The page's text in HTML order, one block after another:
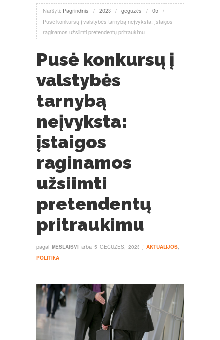
Naršyti: Pagrindinis / 2023 / gegužės / 05 /
Pusė konkursų į valstybės tarnybą neįvyksta: įstaigos
raginamos užsiimti pretendentų pritraukimu
Pusė konkursų į
valstybės
tarnybą
neįvyksta:
įstaigos
raginamos
užsiimti
pretendentų
pritraukimu
pagal MESLAISVI arba 5 GEGUŽĖS, 2023 į AKTUALIJOS,
POLITIKA